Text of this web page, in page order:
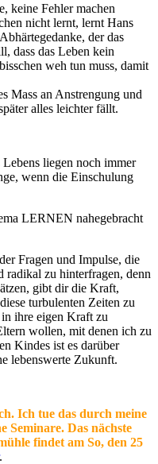
keine Fehler machen
nicht lernt, lernt Hans
der das
dass das Leben kein
weh tun muss, damit
Mass an Anstrengung und
alles leichter fällt.
Lebens liegen noch immer
wenn die Einschulung
LERNEN nahegebracht
Fragen und Impulse, die
radikal zu hinterfragen, denn
gibt dir die Kraft,
turbulenten Zeiten zu
ihre eigen Kraft zu
wollen, mit denen ich zu
Kindes ist es darüber
lebenswerte Zukunft.
Ich tue das durch meine
Seminare. Das nächste
findet am So, den 25
.